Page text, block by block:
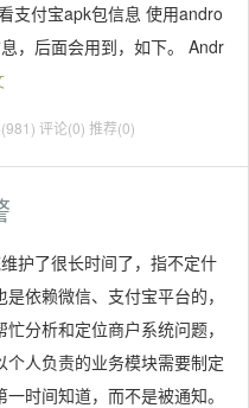
支付宝apk包信息 使用andro
，后面会用到，如下。 Andr
评论(0) 推荐(0)
护了很长时间了，指不定什
依赖微信、支付宝平台的，
分析和定位商户系统问题，
人负责的业务模块需要制定
时间知道，而不是被通知。